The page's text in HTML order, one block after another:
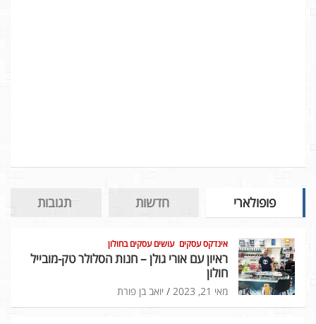
פופולארי חדשות תגובות
אינדקס עסקים עושים עסקים בחולון
ראיון עם אורי גולן – חנות הסלולר טק-מובייל
חולון
מאי 21, 2023 יואב בן פורת